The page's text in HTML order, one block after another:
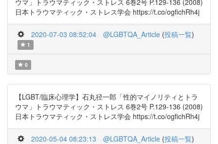
ウマ」トラウマティック・ストレス 6巻2号 P.129-136 (2008)
日本トラウマティック・ストレス学会 https://t.co/ogfichRh4j
2020-07-03 08:52:04 @LGBTQA_Article (投稿一覧)
1
0
【LGBT/臨床心理学】石丸径一郎「性的マイノリティとトラ
ウマ」トラウマティック・ストレス 6巻2号 P.129-136 (2008)
日本トラウマティック・ストレス学会 https://t.co/ogfichRh4j
2020-05-04 08:23:13 @LGBTQA_Article (投稿一覧)